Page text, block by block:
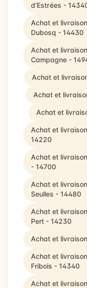
d'Estrées -
Achat et
Dubosq - 14430
Achat et
Campagne -
Achat et
Achat et
Achat et
Achat et
14220
Achat et
- 14700
Achat et
Seulles - 14480
Achat et
Pert - 14230
Achat et
Achat et
Fribois - 14340
Achat et